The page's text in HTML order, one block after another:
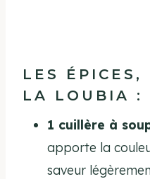
LES
LA LOUBIA :
1 cuillère à
apporte la
saveur